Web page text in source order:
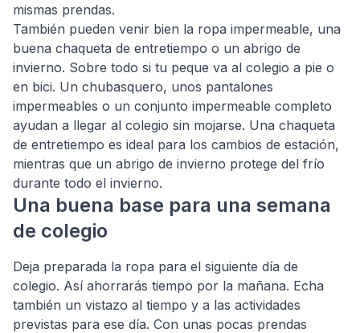
mismas prendas.
También pueden venir bien la ropa impermeable, una
buena chaqueta de entretiempo o un abrigo de
invierno. Sobre todo si tu peque va al colegio a pie o
en bici. Un chubasquero, unos pantalones
impermeables o un conjunto impermeable completo
ayudan a llegar al colegio sin mojarse. Una chaqueta
de entretiempo es ideal para los cambios de estación,
mientras que un abrigo de invierno protege del frío
durante todo el invierno.
Una buena base para una semana
de colegio
Deja preparada la ropa para el siguiente día de
colegio. Así ahorrarás tiempo por la mañana. Echa
también un vistazo al tiempo y a las actividades
previstas para ese día. Con unas pocas prendas